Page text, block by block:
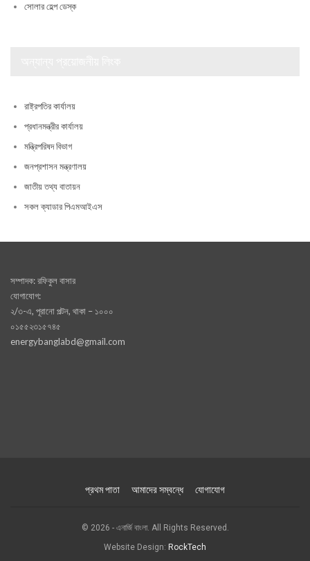
সোলার হেল্প ডেস্ক
রাষ্ট্রপতির কার্যালয়
প্রধানমন্ত্রীর কার্যালয়
মন্ত্রিপরিষদ বিভাগ
জনপ্রশাসন মন্ত্রণালয়
জাতীয় তথ্য বাতায়ন
সকল ক্যাডার পিএমআইএস
সম্পাদক: রফিকুল বাসার
যোগাযোগ:
২/৩-এ, পূরানো পল্টন, থাকা – ১০০০
০১৫৫২৩১৫৭৪৫
energybanglabd@gmail.com
প্রথম পাতা আমাদের সম্বন্ধে যোগাযোগ
© 2026 - এনার্জি বাংলা. All Rights Reserved.
Website Design: RockTech